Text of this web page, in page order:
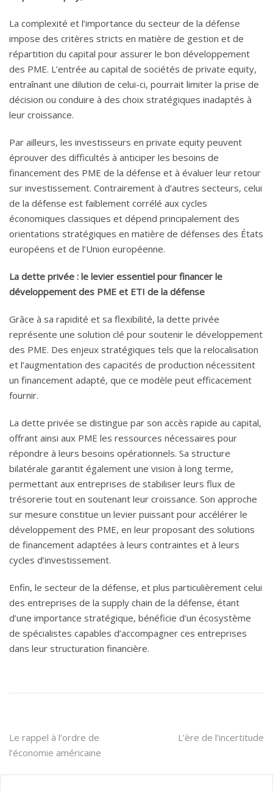
La complexité et l’importance du secteur de la défense
impose des critères stricts en matière de gestion et de
répartition du capital pour assurer le bon développement
des PME. L’entrée au capital de sociétés de private equity,
entraînant une dilution de celui-ci, pourrait limiter la prise de
décision ou conduire à des choix stratégiques inadaptés à
leur croissance.
Par ailleurs, les investisseurs en private equity peuvent
éprouver des difficultés à anticiper les besoins de
financement des PME de la défense et à évaluer leur retour
sur investissement. Contrairement à d’autres secteurs, celui
de la défense est faiblement corrélé aux cycles
économiques classiques et dépend principalement des
orientations stratégiques en matière de défenses des États
européens et de l’Union européenne.
La dette privée : le levier essentiel pour financer le
développement des PME et ETI de la défense
Grâce à sa rapidité et sa flexibilité, la dette privée
représente une solution clé pour soutenir le développement
des PME. Des enjeux stratégiques tels que la relocalisation
et l’augmentation des capacités de production nécessitent
un financement adapté, que ce modèle peut efficacement
fournir.
La dette privée se distingue par son accès rapide au capital,
offrant ainsi aux PME les ressources nécessaires pour
répondre à leurs besoins opérationnels. Sa structure
bilatérale garantit également une vision à long terme,
permettant aux entreprises de stabiliser leurs flux de
trésorerie tout en soutenant leur croissance. Son approche
sur mesure constitue un levier puissant pour accélérer le
développement des PME, en leur proposant des solutions
de financement adaptées à leurs contraintes et à leurs
cycles d’investissement.
Enfin, le secteur de la défense, et plus particulièrement celui
des entreprises de la supply chain de la défense, étant
d’une importance stratégique, bénéficie d’un écosystème
de spécialistes capables d’accompagner ces entreprises
dans leur structuration financière.
Navigation
de
Le rappel à l’ordre de
l’économie américaine
L’ère de l’incertitude